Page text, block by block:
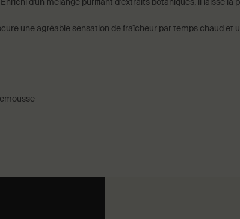
une agréable sensation de fraîcheur par temps chaud et